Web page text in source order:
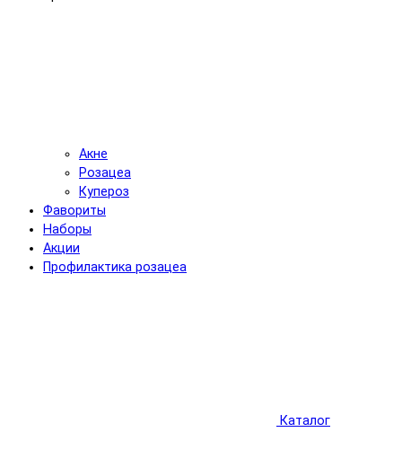
Акне
Розацеа
Купероз
Фавориты
Наборы
Акции
Профилактика розацеа
Каталог